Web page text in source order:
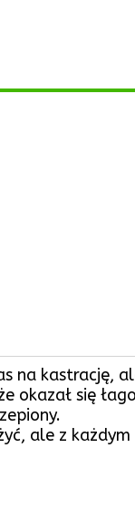
na kastrację,
okazał się
ale z